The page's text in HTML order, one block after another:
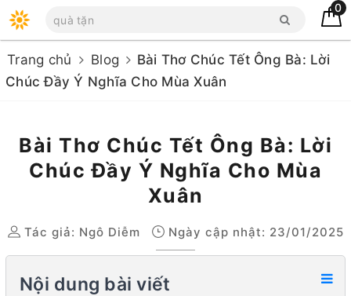
0
Trang chủ Blog
Bài Thơ Chúc Tết Ông Bà: Lời
Chúc Đầy Ý Nghĩa Cho Mùa Xuân
Bài Thơ Chúc Tết Ông Bà: Lời
Chúc Đầy Ý Nghĩa Cho Mùa
Xuân
Tác giả: Ngô Diễm Ngày cập nhật: 23/01/2025
Nội dung bài viết